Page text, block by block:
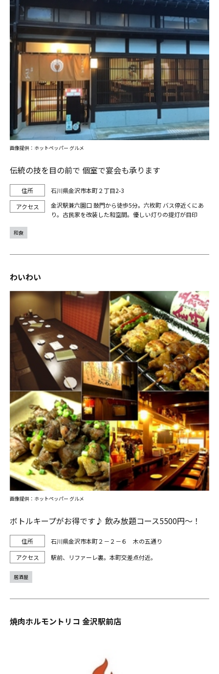
伝統の技を目の前で 個室で宴会も承ります
石川県金沢市本町２丁目2-3
金沢駅兼六園口 鼓門から徒歩5分。六枚町 バス停近くにあ
り。古民家を改装した和空間。優しい灯りの提灯が目印
画像提供：ホットペッパー グルメ
和食
わいわい
ボトルキープがお得です♪ 飲み放題コース5500円～！
石川県金沢市本町２－２－６ 木の五通り
駅前、リファーレ裏。本町交差点付近。
画像提供：ホットペッパー グルメ
居酒屋
焼肉ホルモントリコ 金沢駅前店